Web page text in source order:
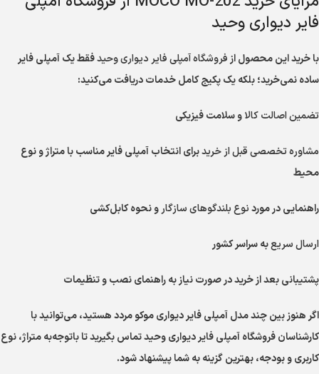
فایر دیواری وحید
با خرید این محصول ازفروشگاه آمپلی فایر دیواری وحیدفقط یک آمپلی فایر
ساده نمی‌خرید؛ بلکه یک پکیج کامل خدمات دریافت می‌کنید:
تضمین اصالت کالاو سلامت فیزیکی
مشاوره تخصصی قبل از خریدبرای انتخاب آمپلی فایر مناسب با متراژ و نوع
محیط
راهنمایی در موردنوع بلندگوهای سازگار و نحوه کابل‌کشی
ارسال سریعبه سراسر کشور
پشتیبانی بعد از خرید در صورت نیاز به راهنمای نصب و تنظیمات
اگر هنوز بین چند مدل آمپلی فایر دیواری موکو مردد هستید، می‌توانید با
کارشناسان فروشگاه آمپلی فایر دیواری وحید تماس بگیرید تا باتوجه‌به متراژ، نوع
کاربری و بودجه، بهترین گزینه به شما پیشنهاد شود.